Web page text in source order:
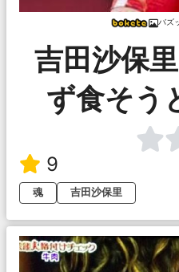
バズ
吉田沙保
ず食そう
9
魂
吉田沙保里